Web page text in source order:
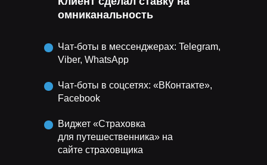
омниканальность
Чат-боты в мессенджерах: Telegram,
Viber, WhatsApp
Виджет «Страховка
для путешественника» на
сайте страховщика
Чат-боты в соцсетях: «ВКонтакте»,
Facebook